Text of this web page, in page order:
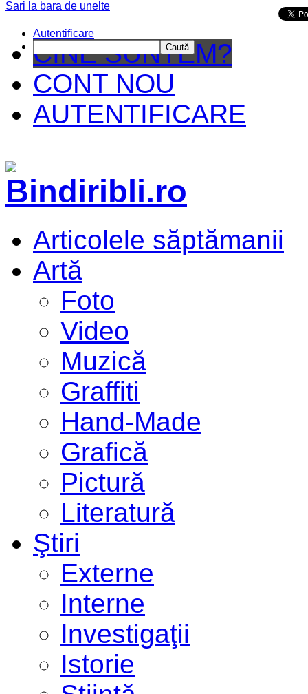
CINE SUNTEM?
CONT NOU
AUTENTIFICARE
Articolele săptămanii
Artă
Foto
Video
Muzică
Graffiti
Hand-Made
Grafică
Pictură
Literatură
Ştiri
Externe
Interne
Investigaţii
Istorie
Sari la bara de unelte
Autentificare
Caută